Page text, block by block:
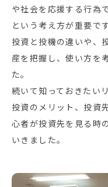
や社会を応援する行為
という考え方が重要で
投資と投機の違いや、
産を把握し、使い方を
た。
続いて知っておきたい
投資のメリット、投資
心者が投資先を見る時
いきました。